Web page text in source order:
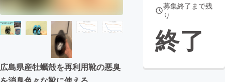
広島県産牡蠣殻を再利用靴の悪臭
募集終了まで残
り
終了